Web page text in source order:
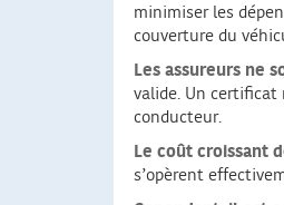
minimiser les
couverture du
Les assureurs ne
valide. Un certificat
conducteur.
Le coût croissant
s’opèrent